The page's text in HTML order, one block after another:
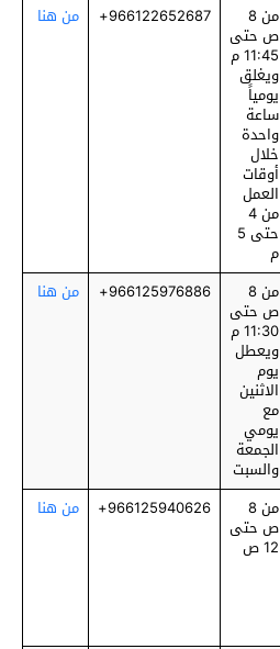
من 8
ص حتى
11:45 م
ويغلق
يومياً
ساعة
واحدة
خلال
أوقات
العمل
من 4
حتى 5
م
966122652687+ من هنا
من 8
ص حتى
11:30 م
ويعطل
يوم
الاثنين
مع
يومي
الجمعة
والسبت
966125976886+ من هنا
من 8
ص حتى
12 ص
966125940626+ من هنا